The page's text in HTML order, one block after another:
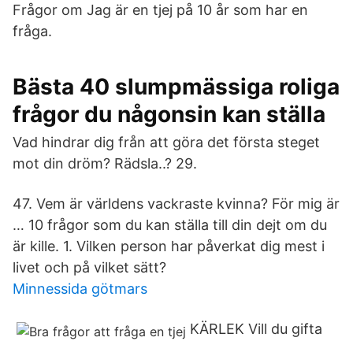
Frågor om Jag är en tjej på 10 år som har en
fråga.
Bästa 40 slumpmässiga roliga
frågor du någonsin kan ställa
Vad hindrar dig från att göra det första steget
mot din dröm? Rädsla..? 29.
47. Vem är världens vackraste kvinna? För mig är
… 10 frågor som du kan ställa till din dejt om du
är kille. 1. Vilken person har påverkat dig mest i
livet och på vilket sätt?
Minnessida götmars
KÄRLEK Vill du gifta